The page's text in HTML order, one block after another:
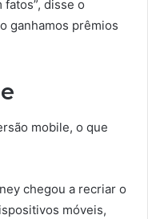
disse o
ganhamos prêmios
mobile, o que
chegou a recriar o
móveis,